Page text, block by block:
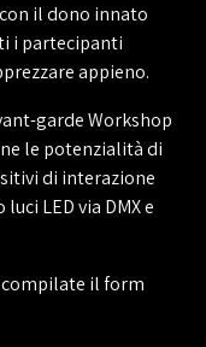
il dono innato
i partecipanti
appieno.
garde Workshop
le potenzialità di
di interazione
LED via DMX e
il form